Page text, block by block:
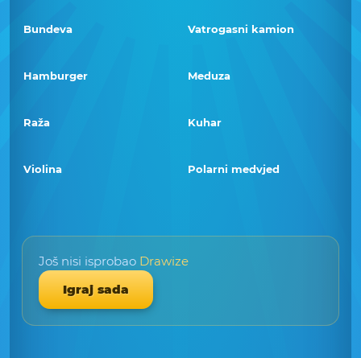
Bundeva Vatrogasni kamion
Hamburger Meduza
Raža Kuhar
Violina Polarni medvjed
Još nisi isprobao Drawize
Igraj sada